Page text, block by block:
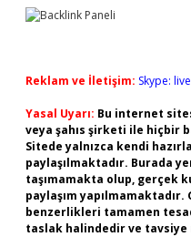
Reklam ve İletişim: Skype:
Yasal Uyarı: Bu internet
veya şahıs şirketi ile hiçbir
Sitede yalnızca kendi
paylaşılmaktadır. Burada
taşımamakta olup, gerçek
paylaşım
benzerlikleri tamamen
taslak halindedir ve tavsiye